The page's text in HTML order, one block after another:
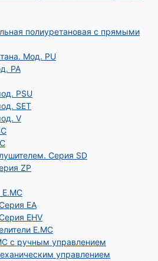
полиуретановая с прямыми
Мод. РU
PA
PSU
SET
V
Серия SD
ZP
Е.МС
EA
EHV
E.MC
с ручным управлением
управлением